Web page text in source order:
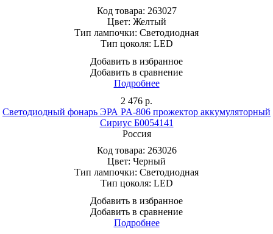
Код товара: 263027
Цвет: Желтый
Тип лампочки: Светодиодная
Тип цоколя: LED
Добавить в избранное
Добавить в сравнение
Подробнее
2 476 р.
Светодиодный фонарь ЭРА PA-806 прожектор аккумуляторный
Сириус Б0054141
Россия
Код товара: 263026
Цвет: Черный
Тип лампочки: Светодиодная
Тип цоколя: LED
Добавить в избранное
Добавить в сравнение
Подробнее